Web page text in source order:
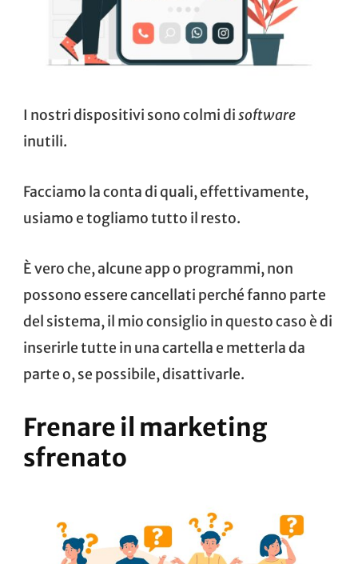
I nostri dispositivi sono colmi disoftware
inutili.
Facciamo la conta di quali, effettivamente,
usiamo e togliamo tutto il resto.
È vero che, alcune app o programmi, non
possono essere cancellati perché fanno parte
del sistema, il mio consiglio in questo caso è di
inserirle tutte in una cartella e metterla da
parte o, se possibile, disattivarle.
Frenare il marketing
sfrenato